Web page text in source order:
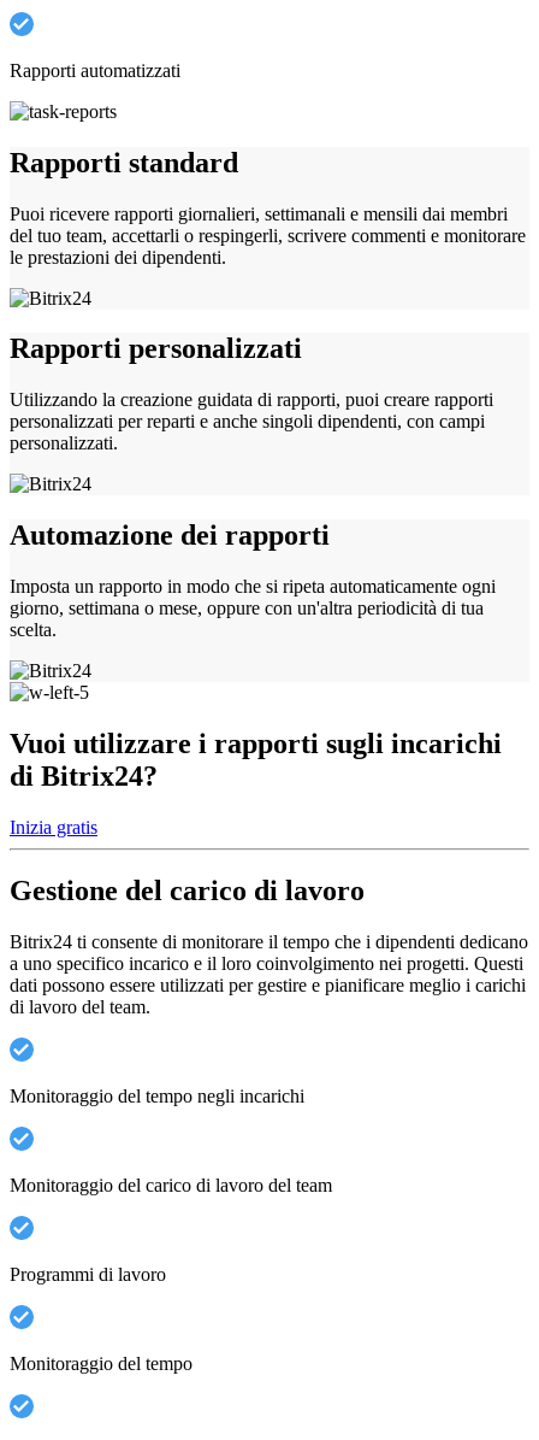
Rapporti automatizzati
Rapporti standard
Puoi ricevere rapporti giornalieri, settimanali e mensili dai membri
del tuo team, accettarli o respingerli, scrivere commenti e monitorare
le prestazioni dei dipendenti.
Rapporti personalizzati
Utilizzando la creazione guidata di rapporti, puoi creare rapporti
personalizzati per reparti e anche singoli dipendenti, con campi
personalizzati.
Automazione dei rapporti
Imposta un rapporto in modo che si ripeta automaticamente ogni
giorno, settimana o mese, oppure con un'altra periodicità di tua
scelta.
Vuoi utilizzare i rapporti sugli incarichi
di Bitrix24?
Inizia gratis
Gestione del carico di lavoro
Bitrix24 ti consente di monitorare il tempo che i dipendenti dedicano
a uno specifico incarico e il loro coinvolgimento nei progetti. Questi
dati possono essere utilizzati per gestire e pianificare meglio i carichi
di lavoro del team.
Monitoraggio del tempo negli incarichi
Monitoraggio del carico di lavoro del team
Programmi di lavoro
Monitoraggio del tempo